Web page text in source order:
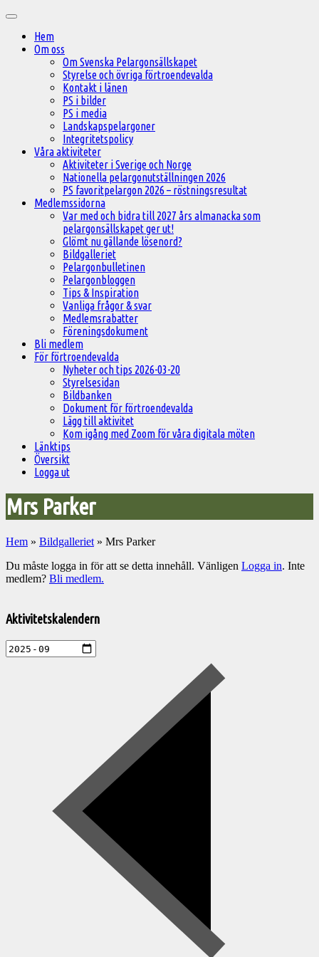
innehåll
Huvudmeny
Hem
Om oss
Om Svenska Pelargonsällskapet
Styrelse och övriga förtroendevalda
Kontakt i länen
PS i bilder
PS i media
Landskapspelargoner
Integritetspolicy
Våra aktiviteter
Aktiviteter i Sverige och Norge
Nationella pelargonutställningen 2026
PS favoritpelargon 2026 – röstningsresultat
Medlemssidorna
Var med och bidra till 2027 års almanacka som
pelargonsällskapet ger ut!
Glömt nu gällande lösenord?
Bildgalleriet
Pelargonbulletinen
Pelargonbloggen
Tips & Inspiration
Vanliga frågor & svar
Medlemsrabatter
Föreningsdokument
Bli medlem
För förtroendevalda
Nyheter och tips 2026-03-20
Styrelsesidan
Bildbanken
Dokument för förtroendevalda
Lägg till aktivitet
Kom igång med Zoom för våra digitala möten
Länktips
Översikt
Logga ut
Mrs Parker
Hem » Bildgalleriet » Mrs Parker
Du måste logga in för att se detta innehåll. Vänligen Logga in. Inte
medlem? Bli medlem.
till
aktiviteter
Aktivitetskalendern